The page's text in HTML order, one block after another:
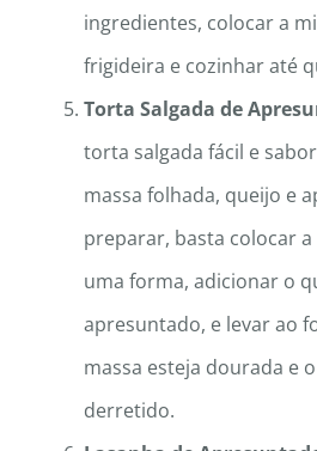
ingredientes, colocar a
frigideira e cozinhar até
Torta Salgada de
torta salgada fácil e
massa folhada, queijo e
preparar, basta colocar
uma forma, adicionar o
apresuntado, e levar ao
massa esteja dourada e
derretido.